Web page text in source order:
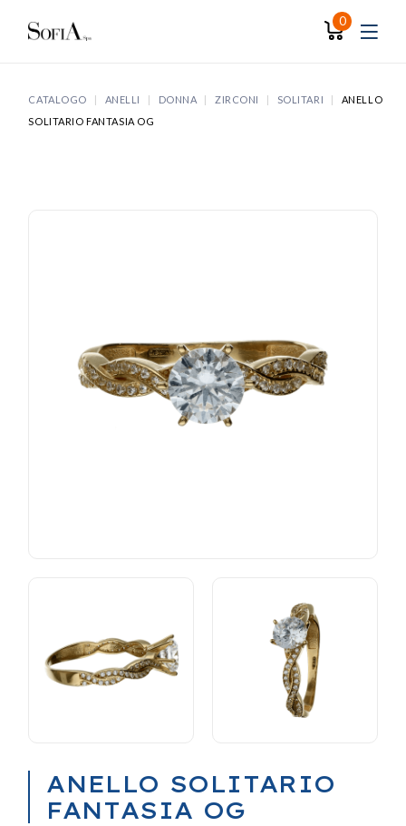
0
CATALOGO ANELLI DONNA ZIRCONI SOLITARI
ANELLO
SOLITARIO FANTASIA OG
ANELLO SOLITARIO
FANTASIA OG